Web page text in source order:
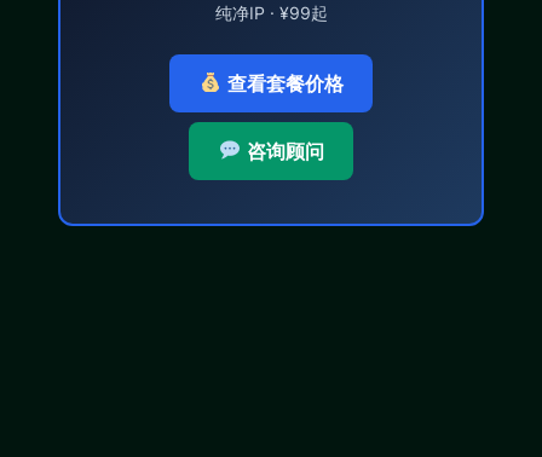
纯净IP · ¥99起
查看套餐价格
咨询顾问